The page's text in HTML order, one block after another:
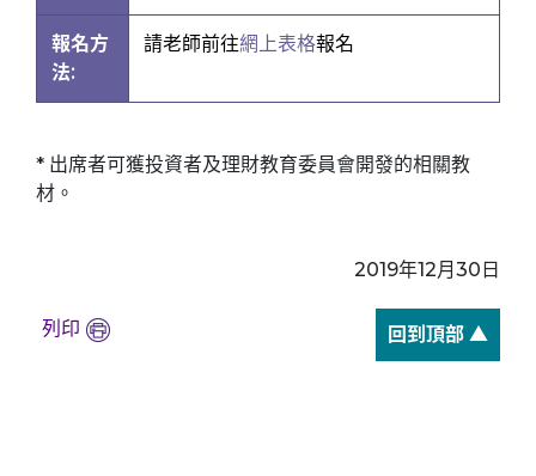
報名方
法:
請老師前往網上表格報名
* 出席者可獲投資者及理財教育委員會開發的相關教
材。
2019年12月30日
列印 回到頂部 ▲